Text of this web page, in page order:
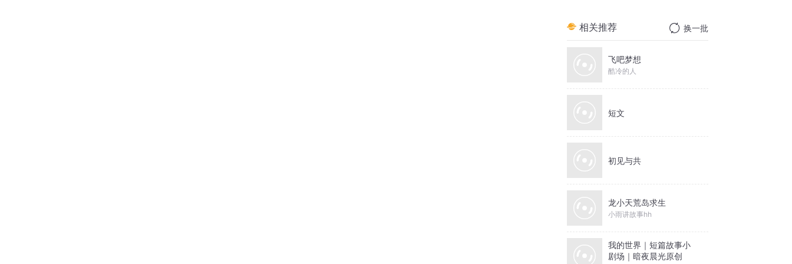
相关推荐 换一批
飞吧梦想
酷冷的人
短文
初见与共
龙小天荒岛求生
小雨讲故事hh
我的世界｜短篇故事小
剧场｜暗夜晨光原创